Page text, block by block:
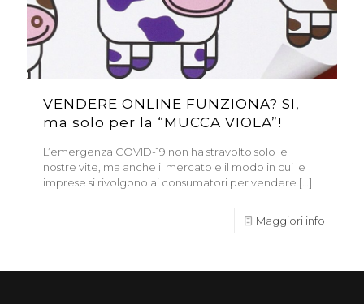
VENDERE ONLINE FUNZIONA? SI,
ma solo per la “MUCCA VIOLA”!
L’emergenza COVID-19 non ha stravolto solo le
nostre vite, ma anche il mercato e il modo in cui le
imprese si rivolgono ai consumatori per vendere […]
Maggiori info